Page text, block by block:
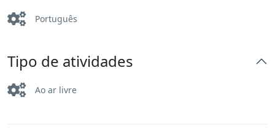
Português
Tipo de atividades
Ao ar livre